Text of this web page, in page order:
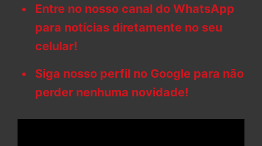
Entre no nosso canal do WhatsApp
para notícias diretamente no seu
celular!
Siga nosso perfil no Google para não
perder nenhuma novidade!